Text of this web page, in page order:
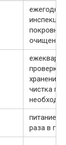
ежегодная
покровное
очищение
проверка
хранения,
чистка по
питание
раза в год